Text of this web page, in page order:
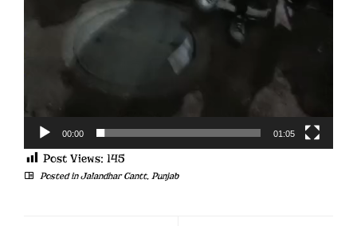
00:00 01:05
Post Views: 145
Posted inJalandhar Cantt, Punjab